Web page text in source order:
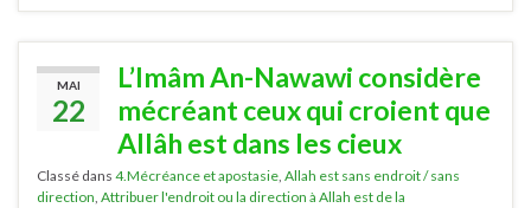
MAI
22
L’Imâm An-Nawawi considère
mécréant ceux qui croient que
Allâh est dans les cieux
Classé dans 4.Mécréance et apostasie, Allah est sans endroit / sans
direction, Attribuer l'endroit ou la direction à Allah est de la